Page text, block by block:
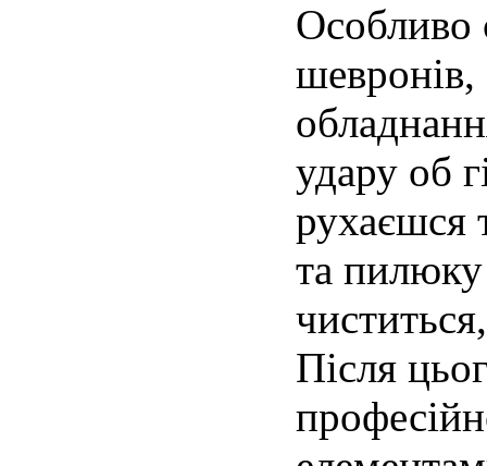
Особливо
шевронів,
удару об
рухаєшся
та
Після